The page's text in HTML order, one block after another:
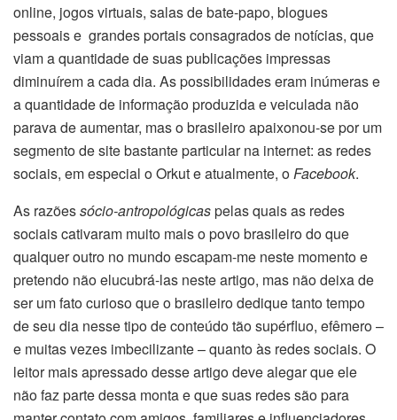
online, jogos virtuais, salas de bate-papo, blogues
pessoais e grandes portais consagrados de notícias, que
viam a quantidade de suas publicações impressas
diminuírem a cada dia. As possibilidades eram inúmeras e
a quantidade de informação produzida e veiculada não
parava de aumentar, mas o brasileiro apaixonou-se por um
segmento de site bastante particular na internet: as redes
sociais, em especial o Orkut e atualmente, oFacebook.
As razõessócio-antropológicaspelas quais as redes
sociais cativaram muito mais o povo brasileiro do que
qualquer outro no mundo escapam-me neste momento e
pretendo não elucubrá-las neste artigo, mas não deixa de
ser um fato curioso que o brasileiro dedique tanto tempo
de seu dia nesse tipo de conteúdo tão supérfluo, efêmero –
e muitas vezes imbecilizante – quanto às redes sociais. O
leitor mais apressado desse artigo deve alegar que ele
não faz parte dessa monta e que suas redes são para